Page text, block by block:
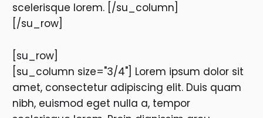
scelerisque lorem. [/su_column]
[/su_row]
[su_row]
[su_column size="3/4"] Lorem ipsum dolor sit
amet, consectetur adipiscing elit. Duis quam
nibh, euismod eget nulla a, tempor